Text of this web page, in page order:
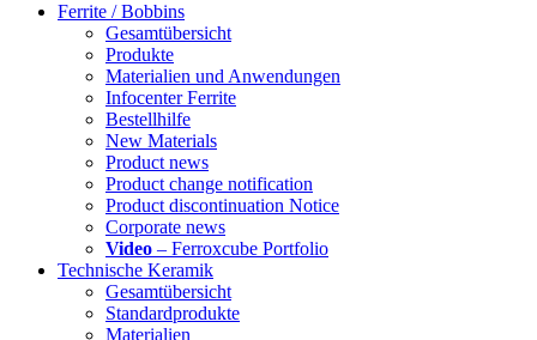
Ferrite / Bobbins
Gesamtübersicht
Produkte
Materialien und Anwendungen
Infocenter Ferrite
Bestellhilfe
New Materials
Product news
Product change notification
Product discontinuation Notice
Corporate news
Video – Ferroxcube Portfolio
Technische Keramik
Gesamtübersicht
Standardprodukte
Materialien